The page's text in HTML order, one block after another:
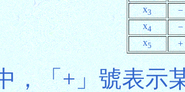
x3
−
x4
−
x5 +
，「+」號表示